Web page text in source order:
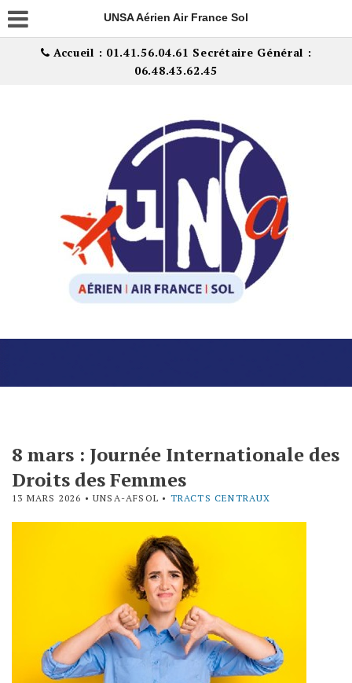
UNSA Aérien Air France Sol
Accueil : 01.41.56.04.61 Secrétaire Général :
06.48.43.62.45
8 mars : Journée Internationale des
Droits des Femmes
13 MARS 2026 • UNSA-AFSOL • TRACTS CENTRAUX